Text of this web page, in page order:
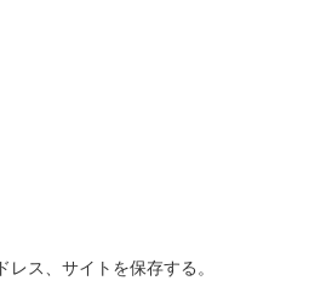
ス、サイトを保存する。